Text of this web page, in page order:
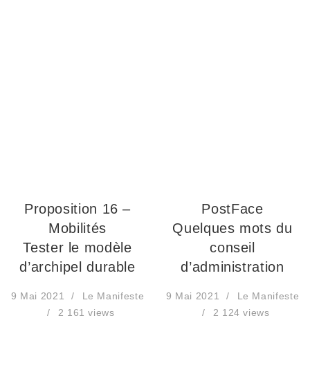
Proposition 16 –
Mobilités
Tester le modèle
d’archipel durable
9 Mai 2021
Le Manifeste
2 161 views
PostFace
Quelques mots du
conseil
d’administration
9 Mai 2021
Le Manifeste
2 124 views